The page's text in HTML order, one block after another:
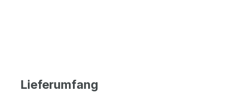
Lieferumfang